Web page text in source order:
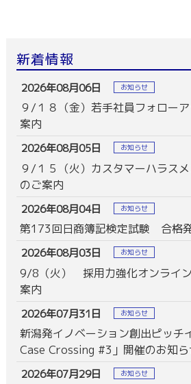
新着情報
2026年08月06日 お知らせ
９/１８（金）若手社員フォロー
案内
2026年08月05日 お知らせ
９/１５（火）カスタマーハラス
のご案内
2026年08月04日 お知らせ
第173回日商簿記検定試験 合格
2026年08月03日 お知らせ
9/8（火） 採用力強化オンライ
案内
2026年07月31日 お知らせ
新潟発イノベーション創出ピッ
Case Crossing #3」開催のお知ら
2026年07月29日 お知らせ